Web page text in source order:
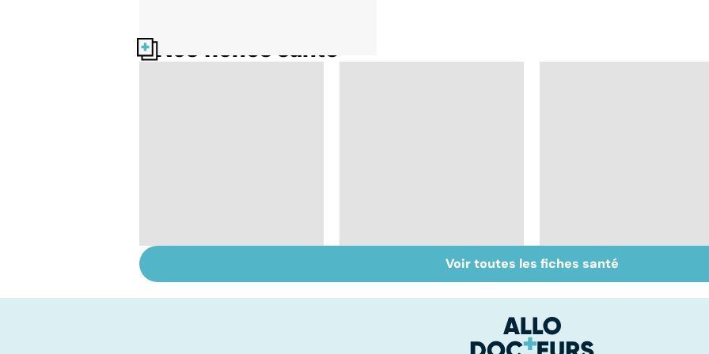
Nos fiches santé
cerveau
Staphylocoque doré :
une bactérie sous
Le magnésium, un
oligo-élément vital
Voir toutes les fiches santé